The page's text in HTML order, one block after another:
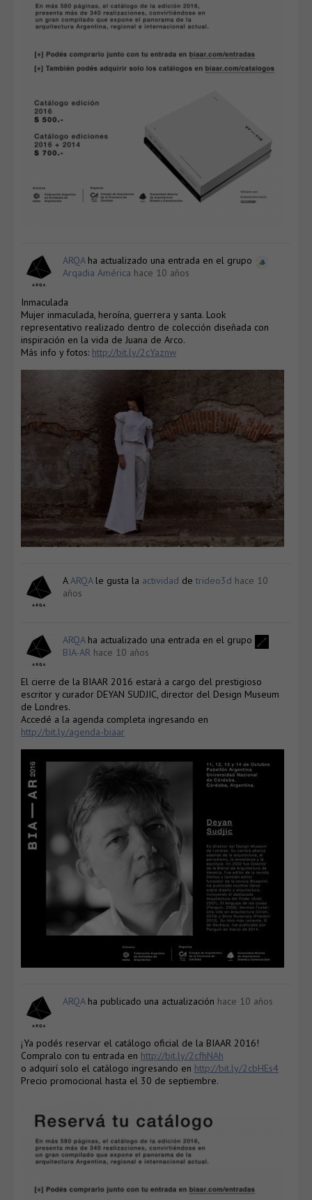
ARQAha actualizado una entrada en el grupo
Arqadia América hace 10 años
Inmaculada
Mujer inmaculada, heroína, guerrera y santa. Look
representativo realizado dentro de colección diseñada con
inspiración en la vida de Juana de Arco.
Más info y fotos: http://bit.ly/2cYaznw
AARQAle gusta la actividad de trideo3d hace 10
años
ARQAha actualizado una entrada en el grupo
BIA-AR hace 10 años
El cierre de la BIAAR 2016 estará a cargo del prestigioso
escritor y curador DEYAN SUDJIC, director del Design Museum
de Londres.
Accedé a la agenda completa ingresando en
http://bit.ly/agenda-biaar
ARQAha publicado una actualización hace 10 años
¡Ya podés reservar el catálogo oficial de la BIAAR 2016!
Compralo con tu entrada en http://bit.ly/2cfhNAh
o adquirí solo el catálogo ingresando en http://bit.ly/2cbHEs4
Precio promocional hasta el 30 de septiembre.